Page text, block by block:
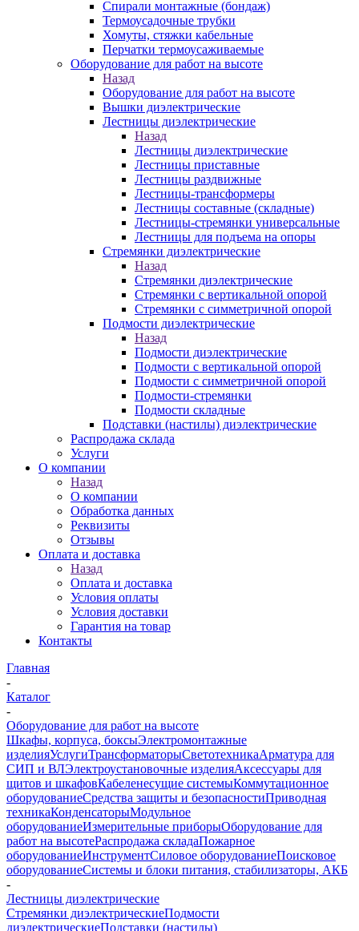
Спирали монтажные (бондаж)
Термоусадочные трубки
Хомуты, стяжки кабельные
Перчатки термоусаживаемые
Оборудование для работ на высоте
Назад
Оборудование для работ на высоте
Вышки диэлектрические
Лестницы диэлектрические
Назад
Лестницы диэлектрические
Лестницы приставные
Лестницы раздвижные
Лестницы-трансформеры
Лестницы составные (складные)
Лестницы-стремянки универсальные
Лестницы для подъема на опоры
Стремянки диэлектрические
Назад
Стремянки диэлектрические
Стремянки с вертикальной опорой
Стремянки с симметричной опорой
Подмости диэлектрические
Назад
Подмости диэлектрические
Подмости с вертикальной опорой
Подмости с симметричной опорой
Подмости-стремянки
Подмости складные
Подставки (настилы) диэлектрические
Распродажа склада
Услуги
О компании
Назад
О компании
Обработка данных
Реквизиты
Отзывы
Оплата и доставка
Назад
Оплата и доставка
Условия оплаты
Условия доставки
Гарантия на товар
Контакты
Главная
-
Каталог
-
Оборудование для работ на высоте
Шкафы, корпуса, боксыЭлектромонтажные
изделияУслугиТрансформаторыСветотехникаАрматура для
СИП и ВЛЭлектроустановочные изделияАксессуары для
щитов и шкафовКабеленесущие системыКоммутационное
оборудованиеСредства защиты и безопасностиПриводная
техникаКонденсаторыМодульное
оборудованиеИзмерительные приборыОборудование для
работ на высотеРаспродажа складаПожарное
оборудованиеИнструментСиловое оборудованиеПоисковое
оборудованиеСистемы и блоки питания, стабилизаторы, АКБ
-
Лестницы диэлектрические
Стремянки диэлектрическиеПодмости
диэлектрическиеПодставки (настилы)